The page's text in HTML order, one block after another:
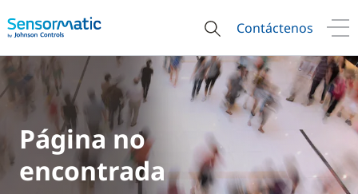
Contáctenos
Página no
encontrada